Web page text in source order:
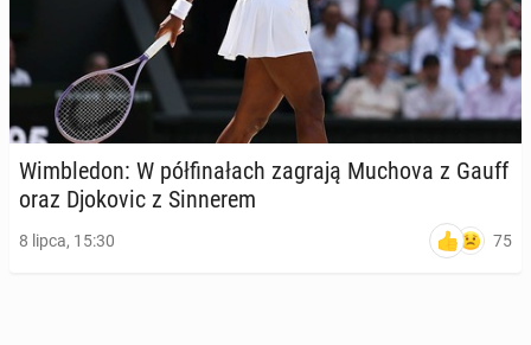
Wim­ble­don: W pół­fi­na­łach zagrają Muchova z Gauff
oraz Djo­ko­vic z Sin­ne­rem
8 lipca, 15:30 75